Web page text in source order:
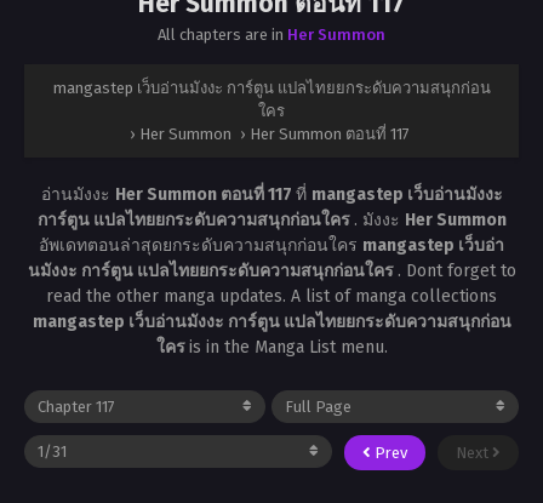
All chapters are in Her Summon
mangastep เว็บอ่านมังงะ การ์ตูน แปลไทยยกระดับความสนุกก่อน
ใคร
› Her Summon › Her Summon ตอนที่ 117
อ่านมังงะ Her Summon ตอนที่ 117 ที่ mangastep เว็บอ่านมังงะ
การ์ตูน แปลไทยยกระดับความสนุกก่อนใคร . มังงะ Her Summon
อัพเดทตอนล่าสุดยกระดับความสนุกก่อนใคร mangastep เว็บอ่า
นมังงะ การ์ตูน แปลไทยยกระดับความสนุกก่อนใคร . Dont forget to
read the other manga updates. A list of manga collections
mangastep เว็บอ่านมังงะ การ์ตูน แปลไทยยกระดับความสนุกก่อน
ใครis in the Manga List menu.
Prev Next